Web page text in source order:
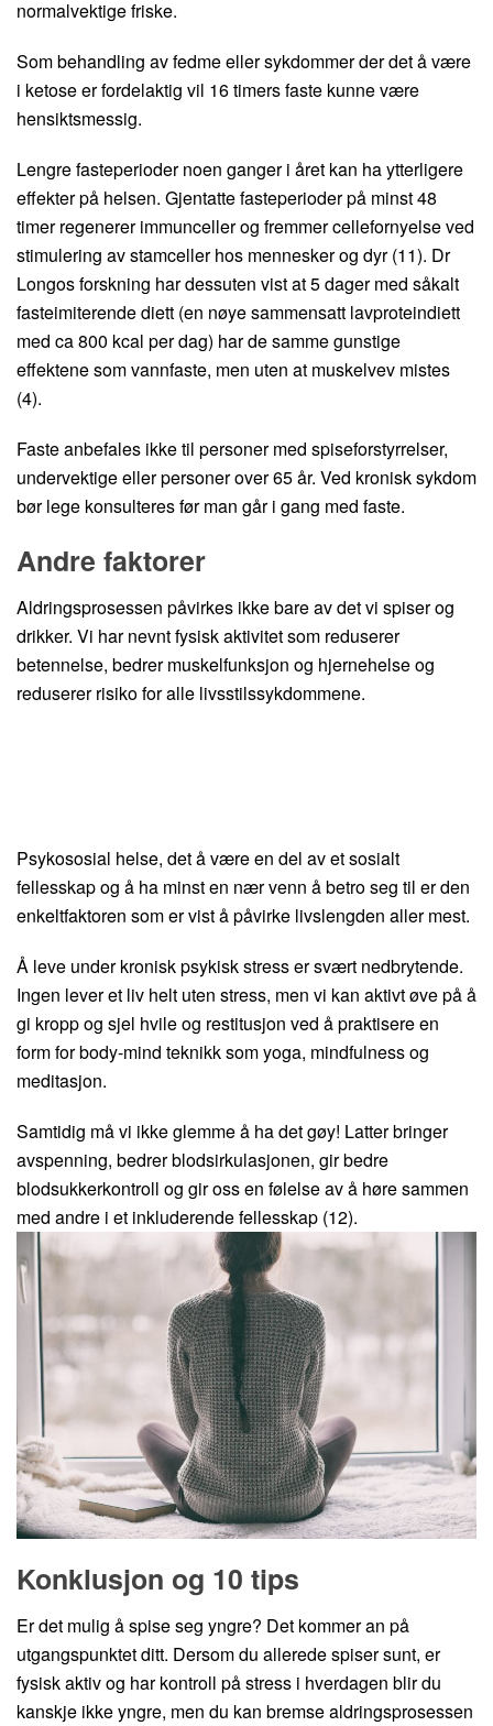
normalvektige friske.
Som behandling av fedme eller sykdommer der det å være
i ketose er fordelaktig vil 16 timers faste kunne være
hensiktsmessig.
Lengre fasteperioder noen ganger i året kan ha ytterligere
effekter på helsen. Gjentatte fasteperioder på minst 48
timer regenerer immunceller og fremmer cellefornyelse ved
stimulering av stamceller hos mennesker og dyr (11). Dr
Longos forskning har dessuten vist at 5 dager med såkalt
fasteimiterende diett (en nøye sammensatt lavproteindiett
med ca 800 kcal per dag) har de samme gunstige
effektene som vannfaste, men uten at muskelvev mistes
(4).
Faste anbefales ikke til personer med spiseforstyrrelser,
undervektige eller personer over 65 år. Ved kronisk sykdom
bør lege konsulteres før man går i gang med faste.
Andre faktorer
Aldringsprosessen påvirkes ikke bare av det vi spiser og
drikker. Vi har nevnt fysisk aktivitet som reduserer
betennelse, bedrer muskelfunksjon og hjernehelse og
reduserer risiko for alle livsstilssykdommene.
Psykososial helse, det å være en del av et sosialt
fellesskap og å ha minst en nær venn å betro seg til er den
enkeltfaktoren som er vist å påvirke livslengden aller mest.
Å leve under kronisk psykisk stress er svært nedbrytende.
Ingen lever et liv helt uten stress, men vi kan aktivt øve på å
gi kropp og sjel hvile og restitusjon ved å praktisere en
form for body-mind teknikk som yoga, mindfulness og
meditasjon.
Samtidig må vi ikke glemme å ha det gøy! Latter bringer
avspenning, bedrer blodsirkulasjonen, gir bedre
blodsukkerkontroll og gir oss en følelse av å høre sammen
med andre i et inkluderende fellesskap (12).
Konklusjon og 10 tips
Er det mulig å spise seg yngre? Det kommer an på
utgangspunktet ditt. Dersom du allerede spiser sunt, er
fysisk aktiv og har kontroll på stress i hverdagen blir du
kanskje ikke yngre, men du kan bremse aldringsprosessen